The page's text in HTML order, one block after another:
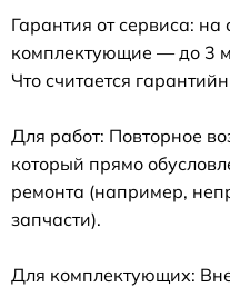
Гарантия от сервиса:
комплектующие — до 3
Что считается
Для работ: Повторное
который прямо
ремонта (например,
запчасти).
Для комплектующих: